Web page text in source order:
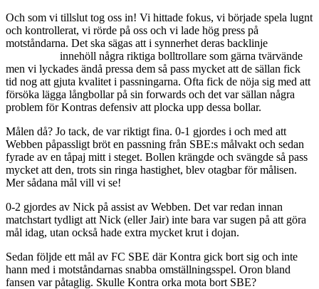
Och som vi tillslut tog oss in! Vi hittade fokus, vi började spela lugnt
och kontrollerat, vi rörde på oss och vi lade hög press på
motståndarna. Det ska sägas att i synnerhet deras backlinje
innehöll några riktiga bolltrollare som gärna tvärvände
men vi lyckades ändå pressa dem så pass mycket att de sällan fick
tid nog att gjuta kvalitet i passningarna. Ofta fick de nöja sig med att
försöka lägga långbollar på sin forwards och det var sällan några
problem för Kontras defensiv att plocka upp dessa bollar.
Målen då? Jo tack, de var riktigt fina. 0-1 gjordes i och med att
Webben påpassligt bröt en passning från SBE:s målvakt och sedan
fyrade av en tåpaj mitt i steget. Bollen krängde och svängde så pass
mycket att den, trots sin ringa hastighet, blev otagbar för målisen.
Mer sådana mål vill vi se!
0-2 gjordes av Nick på assist av Webben. Det var redan innan
matchstart tydligt att Nick (eller Jair) inte bara var sugen på att göra
mål idag, utan också hade extra mycket krut i dojan.
Sedan följde ett mål av FC SBE där Kontra gick bort sig och inte
hann med i motståndarnas snabba omställningsspel. Oron bland
fansen var påtaglig. Skulle Kontra orka mota bort SBE?